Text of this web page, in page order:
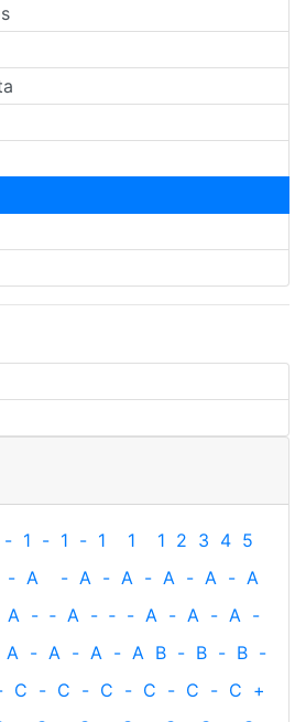
- 1 - 1 - 1 1 1 2 3 4 5
- A - A - A - A - A - A
A - ‐ A - ‐ - A - A - A -
A - A - A - A B - B - B -
C - C - C - C - C - C +